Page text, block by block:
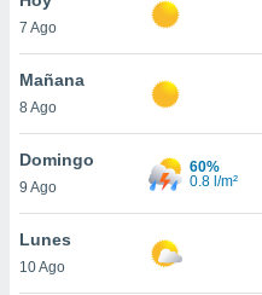
en
más
nuestra
de
7 Ago
Mañana
8 Ago
Domingo
9 Ago
60%
0.8 l/m²
Lunes
10 Ago